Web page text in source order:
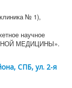
№ 1),
научное
МЕДИЦИНЫ».
СПБ, ул. 2-я